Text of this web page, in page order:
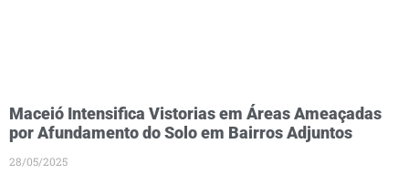
Maceió Intensifica Vistorias em Áreas Ameaçadas
por Afundamento do Solo em Bairros Adjuntos
28/05/2025